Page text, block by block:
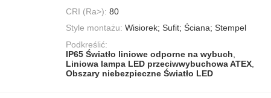
CRI (Ra>): 80
Style montażu: Wisiorek; Sufit; Ściana; Stempel
Podkreślić:
IP65 Światło liniowe odporne na wybuch
Liniowa lampa LED przeciwwybuchowa ATEX
Obszary niebezpieczne Światło LED